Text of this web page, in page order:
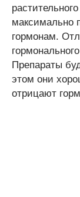
максимально
гормонам.
Препараты
этом они
отрицают